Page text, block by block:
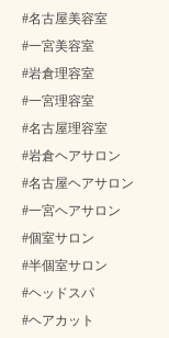
#名古屋美容室
#一宮美容室
#岩倉理容室
#一宮理容室
#名古屋理容室
#岩倉ヘアサロン
#名古屋ヘアサロン
#一宮ヘアサロン
#個室サロン
#半個室サロン
#ヘッドスパ
#ヘアカット